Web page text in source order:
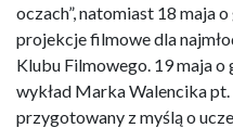
oczach”, natomiast 18 maja
projekcje filmowe dla
Klubu Filmowego. 19 maja o
wykład Marka Walencika
przygotowany z myślą o